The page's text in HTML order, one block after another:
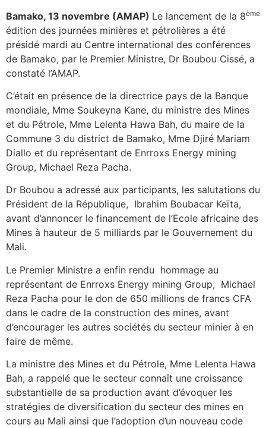
Bamako, 13 novembre (AMAP) Le lancement de la 8ème
édition des journées minières et pétrolières a été
présidé mardi au Centre international des conférences
de Bamako, par le Premier Ministre, Dr Boubou Cissé, a
constaté l’AMAP.
C’était en présence de la directrice pays de la Banque
mondiale, Mme Soukeyna Kane, du ministre des Mines
et du Pétrole, Mme Lelenta Hawa Bah, du maire de la
Commune 3 du district de Bamako, Mme Djiré Mariam
Diallo et du représentant de Enrroxs Energy mining
Group, Michael Reza Pacha.
Dr Boubou a adressé aux participants, les salutations du
Président de la République, Ibrahim Boubacar Keïta,
avant d’annoncer le financement de l’Ecole africaine des
Mines à hauteur de 5 milliards par le Gouvernement du
Mali.
Le Premier Ministre a enfin rendu hommage au
représentant de Enrroxs Energy mining Group, Michael
Reza Pacha pour le don de 650 millions de francs CFA
dans le cadre de la construction des mines, avant
d’encourager les autres sociétés du secteur minier à en
faire de même.
La ministre des Mines et du Pétrole, Mme Lelenta Hawa
Bah, a rappelé que le secteur connaît une croissance
substantielle de sa production avant d’évoquer les
stratégies de diversification du secteur des mines en
cours au Mali ainsi que l’adoption d’un nouveau code